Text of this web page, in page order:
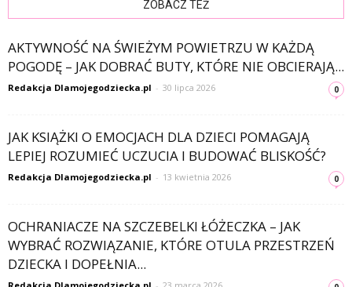
ZOBACZ TEŻ
AKTYWNOŚĆ NA ŚWIEŻYM POWIETRZU W KAŻDĄ
POGODĘ – JAK DOBRAĆ BUTY, KTÓRE NIE OBCIERAJĄ...
Redakcja Dlamojegodziecka.pl - 30 lipca 2026 0
JAK KSIĄŻKI O EMOCJACH DLA DZIECI POMAGAJĄ
LEPIEJ ROZUMIEĆ UCZUCIA I BUDOWAĆ BLISKOŚĆ?
Redakcja Dlamojegodziecka.pl - 13 kwietnia 2026 0
OCHRANIACZE NA SZCZEBELKI ŁÓŻECZKA – JAK
WYBRAĆ ROZWIĄZANIE, KTÓRE OTULA PRZESTRZEŃ
DZIECKA I DOPEŁNIA...